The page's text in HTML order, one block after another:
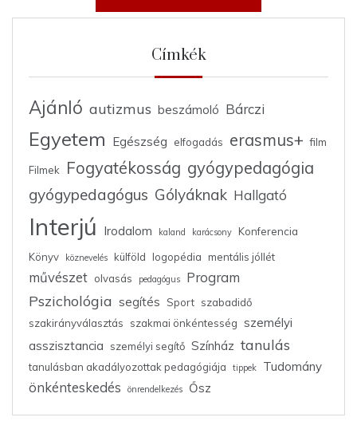
Címkék
Ajánló autizmus beszámoló Bárczi
Egyetem Egészség elfogadás erasmus+ film
Filmek Fogyatékosság gyógypedagógia
gyógypedagógus Gólyáknak Hallgató
Interjú Irodalom kaland karácsony
Konferencia
Könyv
köznevelés külföld logopédia mentális jóllét
művészet olvasás pedagógus Program
Pszichológia segítés Sport szabadidő
szakirányválasztás
szakmai önkéntesség személyi
asszisztancia
személyi segítő Színház tanulás
tanulásban akadályozottak pedagógiája tippek Tudomány
önkénteskedés önrendelkezés Ősz